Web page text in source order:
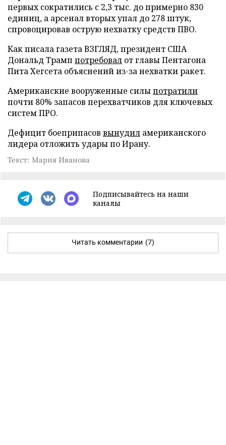
первых сократились с 2,3 тыс. до примерно 830
единиц, а арсенал вторых упал до 278 штук,
спровоцировав острую нехватку средств ПВО.
Как писала газета ВЗГЛЯД, президент США
Дональд Трамп потребовал от главы Пентагона
Пита Хегсета объяснений из-за нехватки ракет.
Американские вооруженные силыпотратили
почти 80% запасов перехватчиков для ключевых
систем ПРО.
Дефицит боеприпасов вынудил американского
лидера отложить удары по Ирану.
Текст: Мария Иванова
Подписывайтесь на наши
каналы
Читать комментарии (7)